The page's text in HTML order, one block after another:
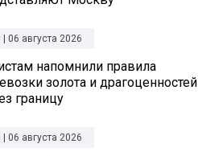
| 06 августа 2026
напомнили правила
золота и драгоценностей
границу
| 06 августа 2026